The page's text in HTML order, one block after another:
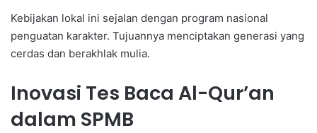
Kebijakan lokal ini sejalan dengan program nasional
penguatan karakter. Tujuannya menciptakan generasi yang
cerdas dan berakhlak mulia.
Inovasi Tes Baca Al-Qur’an
dalam SPMB